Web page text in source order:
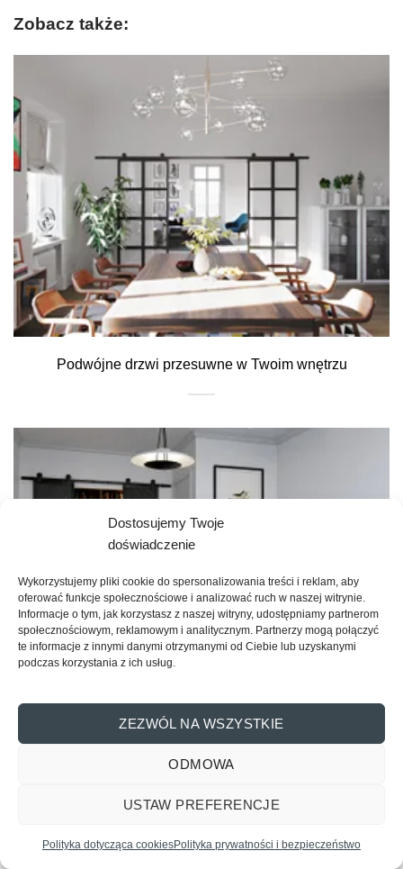
Dostosujemy Twoje
doświadczenie
Wykorzystujemy pliki cookie do spersonalizowania treści i reklam, aby
oferować funkcje społecznościowe i analizować ruch w naszej witrynie.
Informacje o tym, jak korzystasz z naszej witryny, udostępniamy partnerom
społecznościowym, reklamowym i analitycznym. Partnerzy mogą połączyć
te informacje z innymi danymi otrzymanymi od Ciebie lub uzyskanymi
podczas korzystania z ich usług.
ZEZWÓL NA WSZYSTKIE
ODMOWA
USTAW PREFERENCJE
Polityka dotycząca cookiesPolityka prywatności i bezpieczeństwo
Drzwi przesuwne do garderoby – jak zaoszczędzić
miejsce w sypialni i wąskich pomieszczeniach?